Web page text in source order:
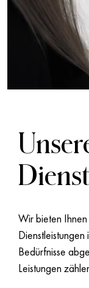
Wir bieten
Bedürfnisse
Leistungen